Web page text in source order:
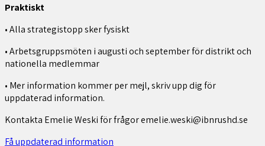
Praktiskt
• Alla strategistopp sker fysiskt
• Arbetsgruppsmöten i augusti och september för distrikt och
nationella medlemmar
• Mer information kommer per mejl, skriv upp dig för
uppdaterad information.
Kontakta Emelie Weski för frågor emelie.weski@ibnrushd.se
Få uppdaterad information